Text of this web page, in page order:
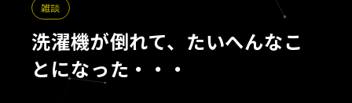
雑談
洗濯機が倒れて、たいへんなこ
とになった・・・